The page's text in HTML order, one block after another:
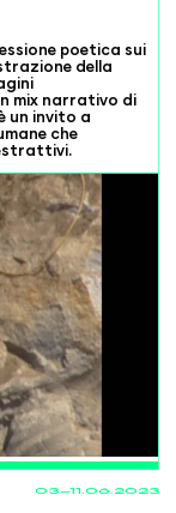
03—11.06.2023
poetica sui
della
mix narrativo di
un invito a
che